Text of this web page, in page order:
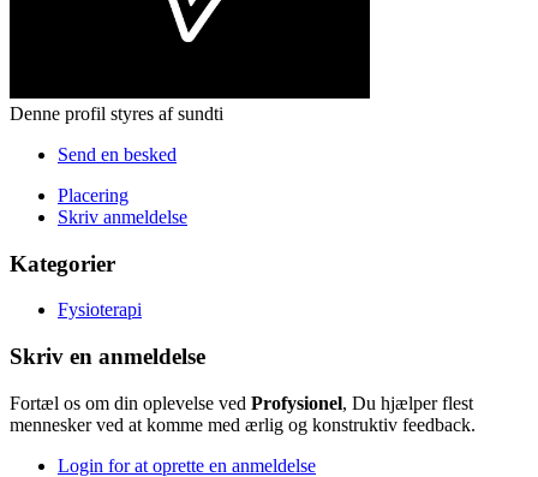
Denne profil styres af sundti
Send en besked
Placering
Skriv anmeldelse
Kategorier
Fysioterapi
Skriv en anmeldelse
Fortæl os om din oplevelse ved Profysionel, Du hjælper flest
mennesker ved at komme med ærlig og konstruktiv feedback.
Login for at oprette en anmeldelse